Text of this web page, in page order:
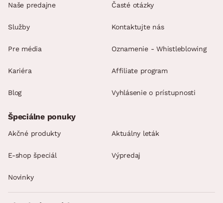
Naše predajne
Služby
Pre média
Kariéra
Blog
Časté otázky
Kontaktujte nás
Oznamenie - Whistleblowing
Affiliate program
Vyhlásenie o prístupnosti
Špeciálne ponuky
Akčné produkty Aktuálny leták
E-shop špeciál Výpredaj
Novinky